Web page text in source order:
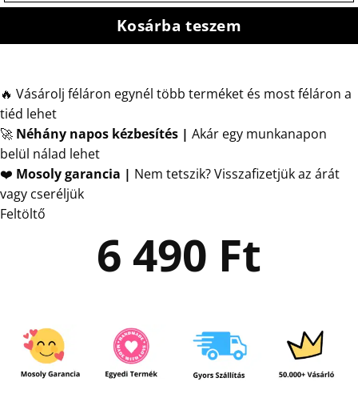
Kosárba teszem
🔥 Vásárolj féláron egynél több terméket és most féláron a
tiéd lehet
🚀 Néhány napos kézbesítés | Akár egy munkanapon
belül nálad lehet
❤️ Mosoly garancia | Nem tetszik? Visszafizetjük az árát
vagy cseréljük
Feltöltő
6 490 Ft